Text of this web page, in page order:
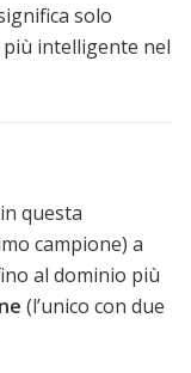
solo
più intelligente nel
questa
campione) a
al dominio più
(l’unico con due